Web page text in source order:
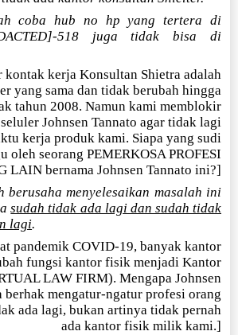
coba hub no hp yang tertera di
518 juga tidak bisa di
kontak kerja Konsultan Shietra adalah
yang sama dan tidak berubah hingga
tahun 2008. Namun kami memblokir
Johnsen Tannato agar tidak lagi
kerja produk kami. Siapa yang sudi
oleh seorang PEMERKOSA PROFESI
LAIN bernama Johnsen Tannato ini?]
berusaha menyelesaikan masalah ini
sudah tidak ada lagi dan sudah tidak
lagi.
pandemik COVID-19, banyak kantor
fungsi kantor fisik menjadi Kantor
LAW FIRM). Mengapa Johnsen
berhak mengatur-ngatur profesi orang
ada lagi, bukan artinya tidak pernah
ada kantor fisik milik kami.]